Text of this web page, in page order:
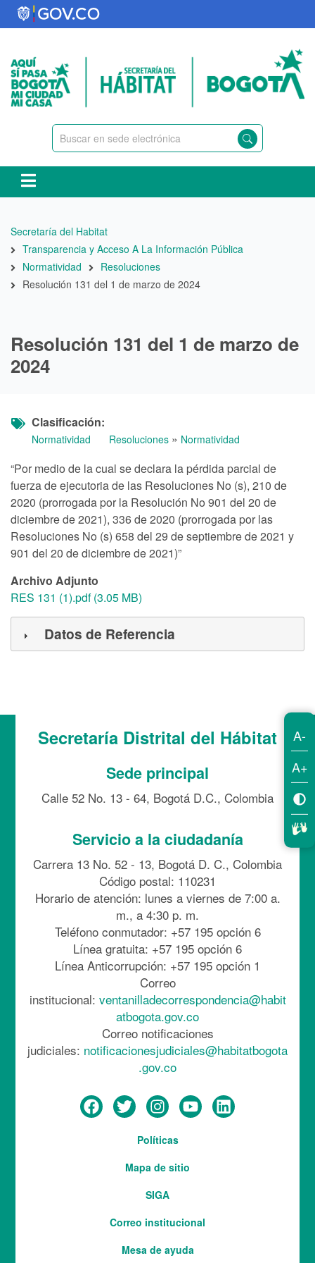
Pasar
al
principal
Ruta
de
navegación
Secretaría del Habitat
Transparencia y Acceso A La Información Pública
Normatividad
Resoluciones
Resolución 131 del 1 de marzo de 2024
Resolución 131 del 1 de marzo de
2024
Clasificación
Normatividad Resoluciones » Normatividad
“Por medio de la cual se declara la pérdida parcial de
fuerza de ejecutoria de las Resoluciones No (s), 210 de
2020 (prorrogada por la Resolución No 901 del 20 de
diciembre de 2021), 336 de 2020 (prorrogada por las
Resoluciones No (s) 658 del 29 de septiembre de 2021 y
901 del 20 de diciembre de 2021)”
Archivo Adjunto
RES 131 (1).pdf (3.05 MB)
Datos de Referencia
Secretaría Distrital del Hábitat
Sede principal
Calle 52 No. 13 - 64, Bogotá D.C., Colombia
Servicio a la ciudadanía
Carrera 13 No. 52 - 13, Bogotá D. C., Colombia
Código postal: 110231
Horario de atención: lunes a viernes de 7:00 a.
m., a 4:30 p. m.
Teléfono conmutador: +57 195 opción 6
Línea gratuita: +57 195 opción 6
Línea Anticorrupción: +57 195 opción 1
Correo
institucional: ventanilladecorrespondencia@habit
atbogota.gov.co
Correo notificaciones
judiciales: notificacionesjudiciales@habitatbogota
.gov.co
Políticas
Mapa de sitio
SIGA
Correo institucional
Mesa de ayuda
A-
A+